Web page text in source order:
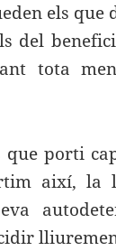
els que
del
tota
porti
així,